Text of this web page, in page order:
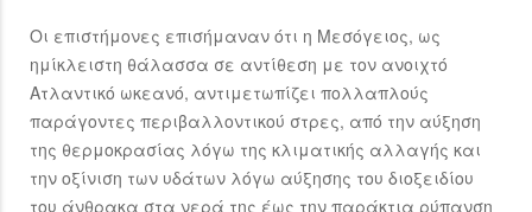
Οι επιστήμονες επισήμαναν ότι η Μεσόγειος, ως
ημίκλειστη θάλασσα σε αντίθεση με τον ανοιχτό
Ατλαντικό ωκεανό, αντιμετωπίζει πολλαπλούς
παράγοντες περιβαλλοντικού στρες, από την αύξηση
της θερμοκρασίας λόγω της κλιματικής αλλαγής και
την οξίνιση των υδάτων λόγω αύξησης του διοξειδίου
του άνθρακα στα νερά της έως την παράκτια ρύπανση